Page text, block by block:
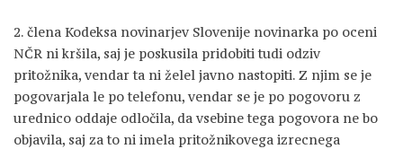
2. člena Kodeksa novinarjev Slovenije novinarka po oceni
NČR ni kršila, saj je poskusila pridobiti tudi odziv
pritožnika, vendar ta ni želel javno nastopiti. Z njim se je
pogovarjala le po telefonu, vendar se je po pogovoru z
urednico oddaje odločila, da vsebine tega pogovora ne bo
objavila, saj za to ni imela pritožnikovega izrecnega